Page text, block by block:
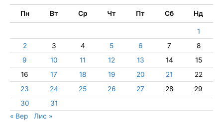
Пн Вт Ср Чт Пт Сб Нд
1
2
3 4 5 6 7
8
9
10 11 12 13 14
15
16
17 18 19 20 21
22
23
24 25 26 27 28
29
30
31
« Вер
Лис »